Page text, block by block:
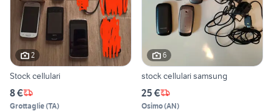
2
Stock cellulari
8 €
Grottaglie(TA)
6
stock cellulari samsung
25 €
Osimo(AN)